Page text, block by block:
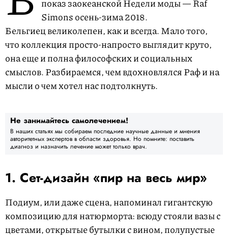
показ заокеанской Недели моды — Raf
Simons осень-зима 2018.
Бельгиец великолепен, как и всегда. Мало того,
что коллекция просто-напросто выглядит круто,
она еще и полна философских и социальных
смыслов. Разбираемся, чем вдохновлялся Раф и на
мысли о чем хотел нас подтолкнуть.
Не занимайтесь самолечением!
В наших статьях мы собираем последние научные данные и мнения
авторитетных экспертов в области здоровья. Но помните: поставить
диагноз и назначить лечение может только врач.
1. Сет-дизайн «пир на весь мир»
Подиум, или даже сцена, напоминал гигантскую
композицию для натюрморта: всюду стояли вазы с
цветами, открытые бутылки с вином, полупустые